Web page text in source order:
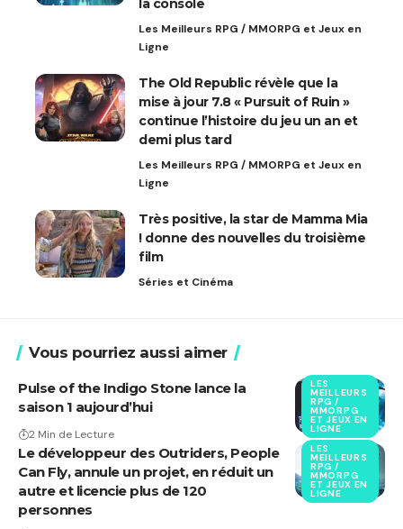
la console
Les Meilleurs RPG / MMORPG et Jeux en
Ligne
The Old Republic révèle que la
mise à jour 7.8 « Pursuit of Ruin »
continue l’histoire du jeu un an et
demi plus tard
Les Meilleurs RPG / MMORPG et Jeux en
Ligne
Très positive, la star de Mamma Mia
! donne des nouvelles du troisième
film
Séries et Cinéma
Vous pourriez aussi aimer
LES
MEILLEURS
RPG /
MMORPG
ET JEUX EN
LIGNE
Pulse of the Indigo Stone lance la
saison 1 aujourd’hui
2 Min de Lecture
LES
MEILLEURS
RPG /
MMORPG
ET JEUX EN
LIGNE
Le développeur des Outriders, People
Can Fly, annule un projet, en réduit un
autre et licencie plus de 120
personnes